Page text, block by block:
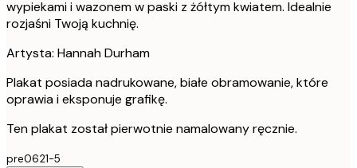
wypiekami i wazonem w paski z żółtym kwiatem. Idealnie
rozjaśni Twoją kuchnię.
Artysta: Hannah Durham
Plakat posiada nadrukowane, białe obramowanie, które
oprawia i eksponuje grafikę.
Ten plakat został pierwotnie namalowany ręcznie.
pre0621-5